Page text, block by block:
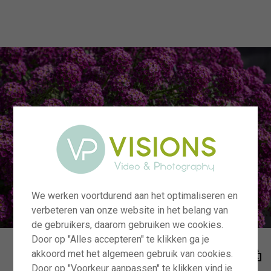
We werken voortdurend aan het optimaliseren en
verbeteren van onze website in het belang van
de gebruikers, daarom gebruiken we cookies.
Door op "Alles accepteren" te klikken ga je
akkoord met het algemeen gebruik van cookies.
Door op "Voorkeur aanpassen" te klikken vind je